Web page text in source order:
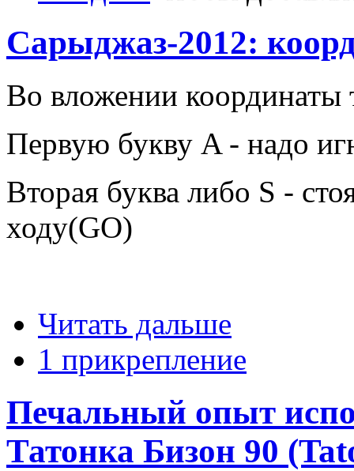
Сарыджаз-2012:
Во вложении координаты
Первую букву A - надо
Вторая буква либо S -
ходу(GO)
Читать дальше
1 прикрепление
Печальный опыт
Татонка Бизон 90